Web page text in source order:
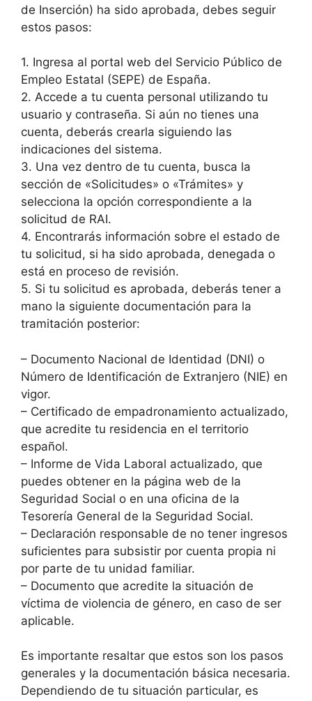
de Inserción) ha sido aprobada, debes seguir
estos pasos:
1. Ingresa al portal web del Servicio Público de
Empleo Estatal (SEPE) de España.
2. Accede a tu cuenta personal utilizando tu
usuario y contraseña. Si aún no tienes una
cuenta, deberás crearla siguiendo las
indicaciones del sistema.
3. Una vez dentro de tu cuenta, busca la
sección de «Solicitudes» o «Trámites» y
selecciona la opción correspondiente a la
solicitud de RAI.
4. Encontrarás información sobre el estado de
tu solicitud, si ha sido aprobada, denegada o
está en proceso de revisión.
5. Si tu solicitud es aprobada, deberás tener a
mano la siguiente documentación para la
tramitación posterior:
– Documento Nacional de Identidad (DNI) o
Número de Identificación de Extranjero (NIE) en
vigor.
– Certificado de empadronamiento actualizado,
que acredite tu residencia en el territorio
español.
– Informe de Vida Laboral actualizado, que
puedes obtener en la página web de la
Seguridad Social o en una oficina de la
Tesorería General de la Seguridad Social.
– Declaración responsable de no tener ingresos
suficientes para subsistir por cuenta propia ni
por parte de tu unidad familiar.
– Documento que acredite la situación de
víctima de violencia de género, en caso de ser
aplicable.
Es importante resaltar que estos son los pasos
generales y la documentación básica necesaria.
Dependiendo de tu situación particular, es